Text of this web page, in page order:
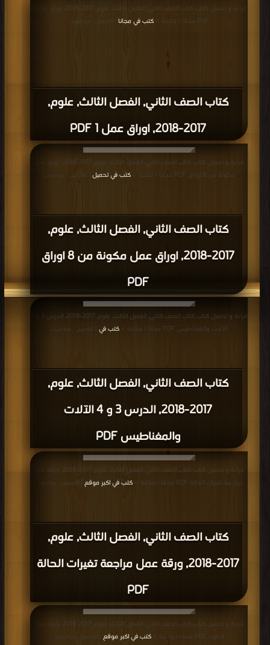
كتاب الصف الثاني, الفصل الثالث, علوم,
2017-2018, اوراق عمل 1 PDF
PDF مجانا | مكتبة >
كتب في مجانا | التحميل : مرة/مرات
كتاب الصف الثاني, الفصل الثالث, علوم,
2017-2018, اوراق عمل مكونة من 8 اوراق
PDF
قراءة و تحميل كتاب كتاب الصف الثاني, الفصل الثالث, علوم, 2017-2018, اوراق عمل
مكونة من 8 اوراق PDF مجانا | مكتبة >
كتب في تحميل | التحميل : مرة/مرات
كتاب الصف الثاني, الفصل الثالث, علوم,
2017-2018, الدرس 3 و 4 الآلات
والمغناطيس PDF
الآلات والمغناطيس PDF مجانا | مكتبة >
كتب في | التحميل : مرة/مرات
كتاب الصف الثاني, الفصل الثالث, علوم,
2017-2018, ورقة عمل مراجعة تغيرات الحالة
PDF
قراءة و تحميل كتاب كتاب الصف الثاني, الفصل الثالث, علوم, 2017-2018, ورقة عمل
مراجعة تغيرات الحالة PDF مجانا | مكتبة >
كتب في اكبر موقع | التحميل : مرة/مرات
قراءة و تحميل كتاب كتاب الصف الثاني, الفصل الثالث, علوم, 2017-2018, ورقة عمل
الضوء PDF مجانا | مكتبة >
كتب في اكبر موقع | التحميل : مرة/مرات